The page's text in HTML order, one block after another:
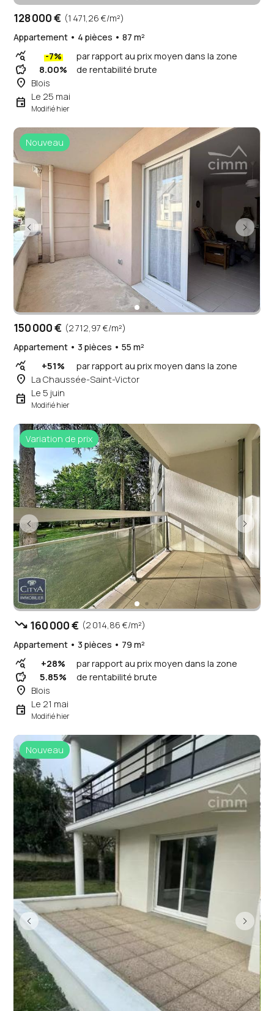
128 000 € (1 471,26 €/m²)
Appartement • 4 pièces • 87 m²
query_stats -7% par rapport au prix moyen dans la zone
savings 8.00% de rentabilité brute
place Blois
event Le 25 mai
Modifié hier
Nouveau
150 000 € (2 712,97 €/m²)
Appartement • 3 pièces • 55 m²
query_stats +51% par rapport au prix moyen dans la zone
place La Chaussée-Saint-Victor
event Le 5 juin
Modifié hier
Variation de prix
trending_down 160 000 € (2 014,86 €/m²)
Appartement • 3 pièces • 79 m²
query_stats +28% par rapport au prix moyen dans la zone
savings 5.85% de rentabilité brute
place Blois
event Le 21 mai
Modifié hier
Nouveau